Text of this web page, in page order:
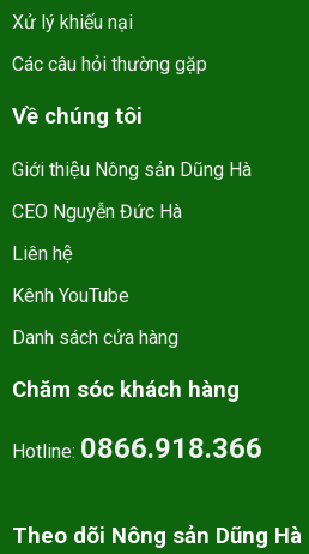
Xử lý khiếu nại
Các câu hỏi thường gặp
Về chúng tôi
Giới thiệu Nông sản Dũng Hà
CEO Nguyễn Đức Hà
Liên hệ
Kênh YouTube
Danh sách cửa hàng
Chăm sóc khách hàng
Hotline: 0866.918.366
Theo dõi Nông sản Dũng Hà